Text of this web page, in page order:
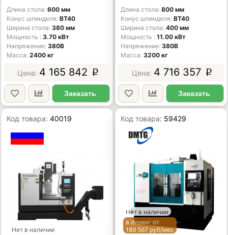
Длина стола 600 мм
Конус шпинделя BT40
Ширина стола 380 мм
Мощность
3.70 кВт
Напряжение 380В
Масса 2400 кг
4 165 842 p
Заказать
Длина стола 800 мм
Конус шпинделя BT40
Ширина стола 400 мм
Мощность
11.00 кВт
Напряжение 380В
Масса 3200 кг
4 716 357 p
Заказать
Код товара:40019
Нет в наличии
Код товара: 59429
Нет в наличии
в лизинг от
189 567 руб/мес